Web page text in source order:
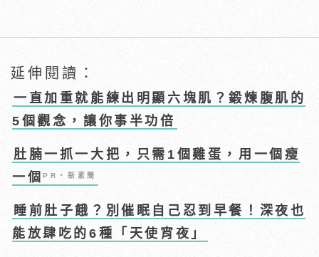
延伸閱讀：
一直加重就能練出明顯六塊肌？鍛煉腹肌的
5個觀念，讓你事半功倍
肚腩一抓一大把，只需1個雞蛋，用一個瘦
一個PR・新素簡
睡前肚子餓？別催眠自己忍到早餐！深夜也
能放肆吃的6種「天使宵夜」